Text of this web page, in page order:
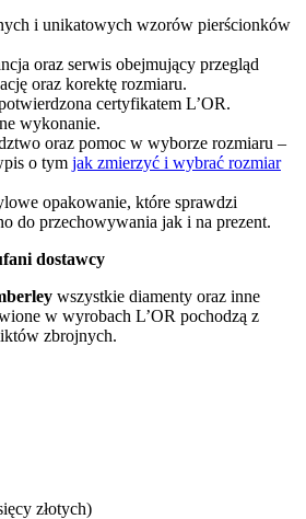
i unikatowych wzorów pierścionków
oraz serwis obejmujący przegląd
oraz korektę rozmiaru.
certyfikatem L’OR.
wykonanie.
oraz pomoc w wyborze rozmiaru –
o tym jak zmierzyć i wybrać rozmiar
opakowanie, które sprawdzi
do przechowywania jak i na prezent.
dostawcy
wszystkie diamenty oraz inne
w wyrobach L’OR pochodzą z
zbrojnych.
złotych)